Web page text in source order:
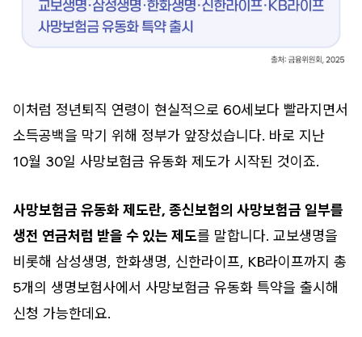
이처럼 정년퇴직 연령이 현실적으로 60세보다 빨라지면서
소득공백을 막기 위해 정부가 앞장섰습니다. 바로 지난
10월 30일 사망보험금 유동화 제도가 시작된 것이죠.
사망보험금 유동화 제도란, 종신보험의 사망보험금 일부를
생전 연금처럼 받을 수 있는 제도를 말합니다. 교보생명을
비롯해 삼성생명, 한화생명, 신한라이프, KB라이프까지 총
5개의 생명보험사에서 사망보험금 유동화 특약을 출시해
신청 가능한데요.